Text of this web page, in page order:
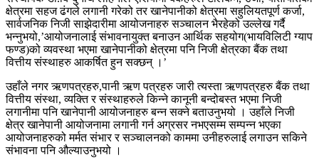
क्षेत्रमा सहज ढंगले लगानी गरेको तर खानेपानीको क्षेत्रमा सहुलियतपूर्ण कर्जा,
सार्वजनिक निजी साझेदारीमा आयोजनाहरु सञ्चालन भैरहेको उल्लेख गर्दै
भन्नुभयो,’आयोजनालाई संभावनायुक्त बनाउन आर्थिक सहयोग(भायविलिटी ग्याप
फण्ड)को व्यवस्था भएमा खानेपानीको क्षेत्रमा पनि निजी क्षेत्रका बैंक तथा
वित्तीय संस्थाहरु आकर्षित हुन सक्छन् ।’
उहाँले नगर ऋणपत्रहरु,पानी ऋण पत्रहरु जारी त्यस्ता ऋणपत्रहरु बैंक तथा
वित्तीय संस्था, व्यक्ति र संस्थाहरुले किन्ने कानूनी बन्दोबस्त भएमा निजी
लगानीमा पनि खानेपानी आयोजनाहरु बन्न सक्ने बताउनुभयो । उहाँले निजी
क्षेत्र खानेपानी आयोजनामा लगानी गर्न अग्रसर नभएसम्म सम्पन्न भएका
आयोजनाहरुको मर्मत संभार र सञ्चालनको काममा उनीहरुलाई लगाउन सकिने
संभावना पनि औल्याउनुभयो ।